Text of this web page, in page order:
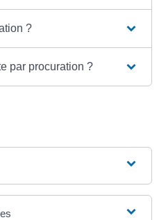
?
par procuration ?